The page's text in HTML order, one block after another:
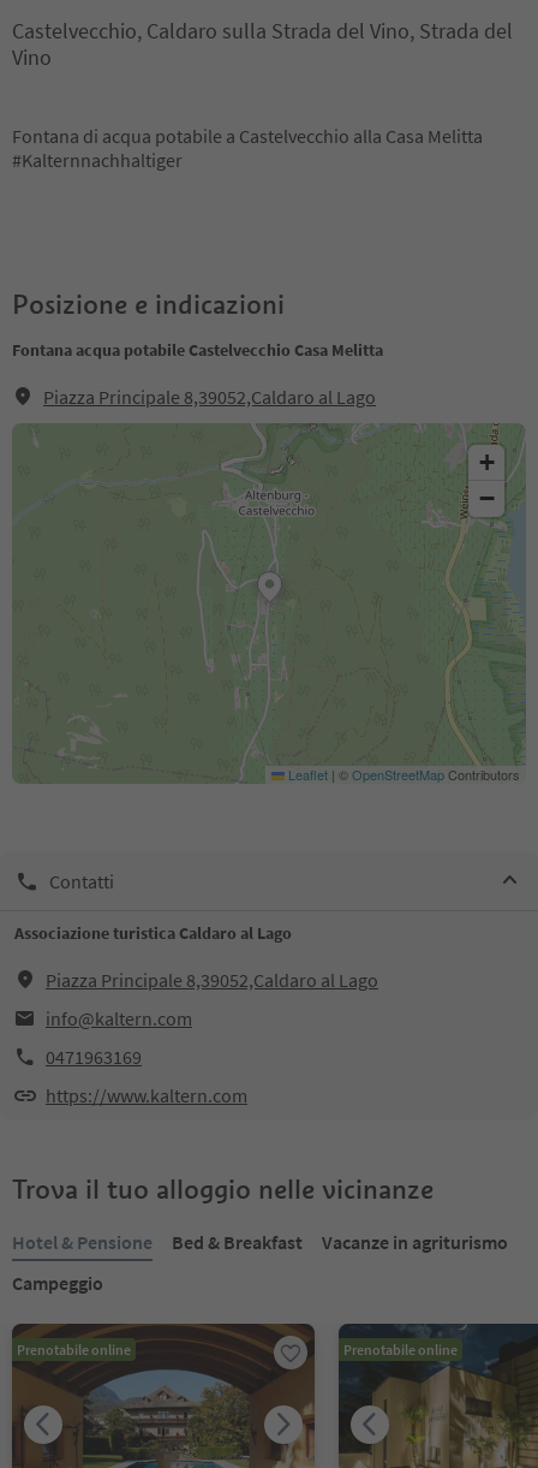
Castelvecchio, Caldaro sulla Strada del Vino, Strada del
Vino
Fontana di acqua potabile a Castelvecchio alla Casa Melitta
#Kalternnachhaltiger
Posizione e indicazioni
Fontana acqua potabile Castelvecchio Casa Melitta
Piazza Principale 8,39052,Caldaro al Lago
+
−
Leaflet | ©OpenStreetMapContributors
Contatti
Associazione turistica Caldaro al Lago
Piazza Principale 8,39052,Caldaro al Lago
info@kaltern.com
0471963169
https://www.kaltern.com
Trova il tuo alloggio nelle vicinanze
Hotel & Pensione Bed & Breakfast
Vacanze in agriturismo
Campeggio
Prenotabile online Prenotabile online